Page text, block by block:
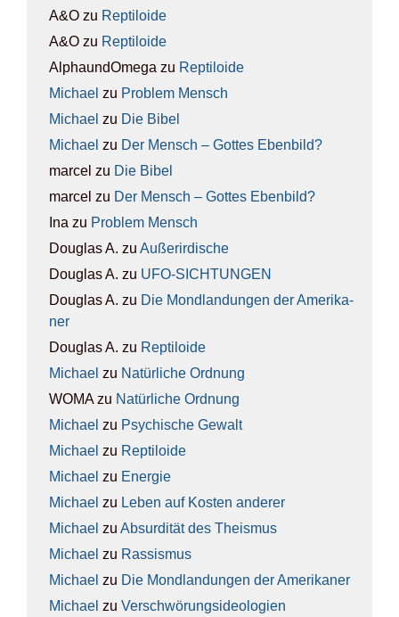
A&O zu Rep­ti­lo­ide
A&O zu Rep­ti­lo­ide
AlphaundOmega zu Rep­ti­lo­ide
Michael zu Pro­blem Mensch
Michael zu Die Bibel
Michael zu Der Mensch – Got­tes Eben­bild?
marcel zu Die Bibel
marcel zu Der Mensch – Got­tes Eben­bild?
Ina zu Pro­blem Mensch
Douglas A. zu Außer­ir­di­sche
Douglas A. zu UFO-SICH­TUN­GEN
Douglas A. zu Die Mond­lan­dun­gen der Ame­ri­ka­
ner
Douglas A. zu Rep­ti­lo­ide
Michael zu Natür­li­che Ord­nung
WOMAzu Natür­li­che Ord­nung
Michael zu Psy­chi­sche Gewalt
Michael zu Rep­ti­lo­ide
Michael zu Ener­gie
Michael zu Leben auf Kos­ten ande­rer
Michael zu Absur­di­tät des The­is­mus
Michael zu Ras­sis­mus
Michael zu Die Mond­lan­dun­gen der Ame­ri­ka­ner
Michael zu Ver­schwö­rungs­ideo­lo­gien